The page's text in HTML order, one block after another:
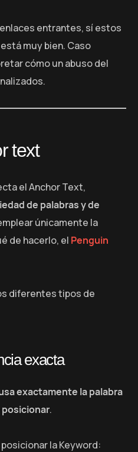
entrantes, sí estos
está muy bien. Caso
cómo un abuso del
text
el Anchor Text,
de palabras y de
únicamente la
de hacerlo, el Penguin
diferentes tipos de
exacta
exactamente la palabra
posicionar.
la Keyword: